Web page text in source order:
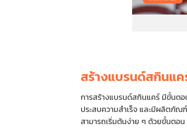
สร้างแบรนด์สกินแค
การสร้างแบรนด์สกินแคร์ มีขั้นตอ
ประสบความสำเร็จ และมีผลิตภั
สามารถเริ่มต้นง่าย ๆ ด้วยขั้นตอ